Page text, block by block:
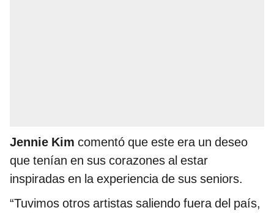
Jennie Kim comentó que este era un deseo
que tenían en sus corazones al estar
inspiradas en la experiencia de sus seniors.
“Tuvimos otros artistas saliendo fuera del país,